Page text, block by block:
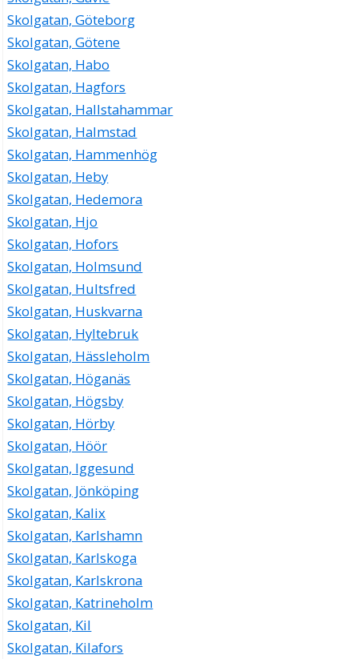
Skolgatan, Göteborg
Skolgatan, Götene
Skolgatan, Habo
Skolgatan, Hagfors
Skolgatan, Hallstahammar
Skolgatan, Halmstad
Skolgatan, Hammenhög
Skolgatan, Heby
Skolgatan, Hedemora
Skolgatan, Hjo
Skolgatan, Hofors
Skolgatan, Holmsund
Skolgatan, Hultsfred
Skolgatan, Huskvarna
Skolgatan, Hyltebruk
Skolgatan, Hässleholm
Skolgatan, Höganäs
Skolgatan, Högsby
Skolgatan, Hörby
Skolgatan, Höör
Skolgatan, Iggesund
Skolgatan, Jönköping
Skolgatan, Kalix
Skolgatan, Karlshamn
Skolgatan, Karlskoga
Skolgatan, Karlskrona
Skolgatan, Katrineholm
Skolgatan, Kil
Skolgatan, Kilafors